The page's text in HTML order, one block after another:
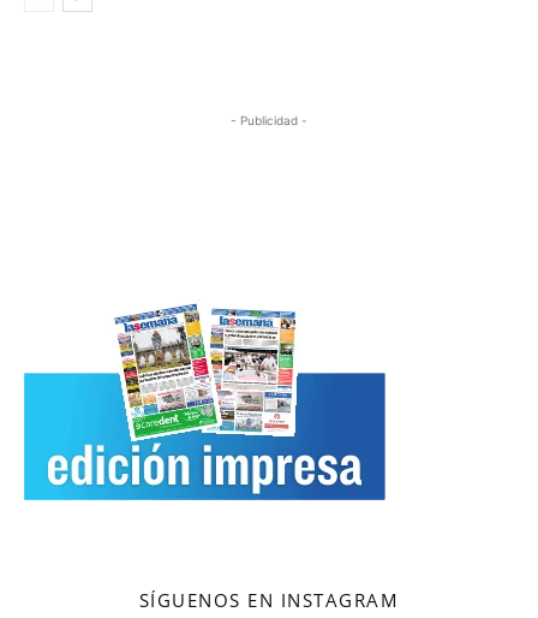
- Publicidad -
SÍGUENOS EN INSTAGRAM